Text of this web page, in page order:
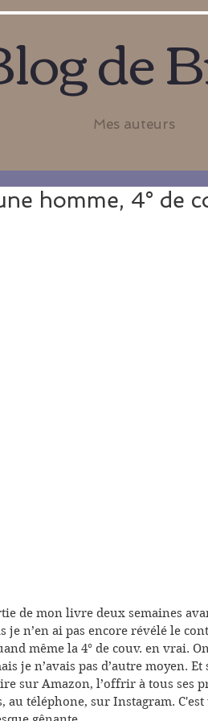
Mes auteurs
de
homme, 4° de
de mon livre deux semaines
je n’en ai pas encore révélé le
même la 4° de couv. en vrai.
je n’avais pas d’autre moyen.
sur Amazon, l’offrir à tous ses
au téléphone, sur Instagram.